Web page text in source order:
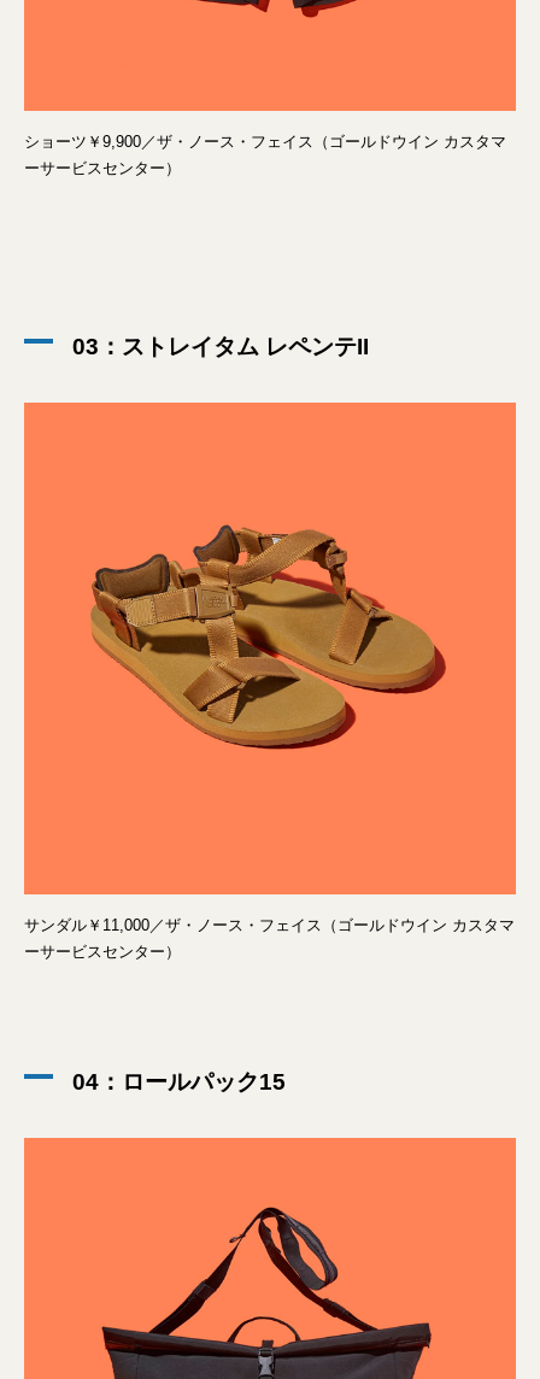
ショーツ￥9,900／ザ・ノース・フェイス（ゴールドウイン カスタマ
ーサービスセンター）
03：ストレイタム レペンテII
サンダル￥11,000／ザ・ノース・フェイス（ゴールドウイン カスタマ
ーサービスセンター）
04：ロールパック15